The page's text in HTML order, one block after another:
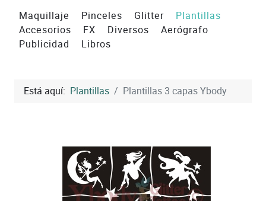
Maquillaje Pinceles Glitter
Plantillas
Accesorios
FX Diversos
Aerógrafo
Publicidad
Libros
Está aquí: Plantillas Plantillas 3 capas Ybody